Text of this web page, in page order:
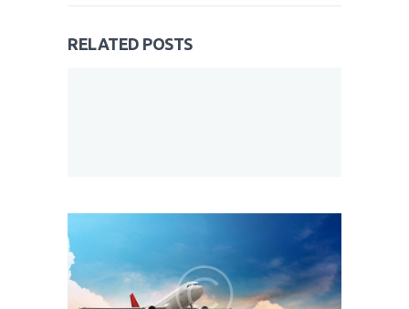
RELATED POSTS